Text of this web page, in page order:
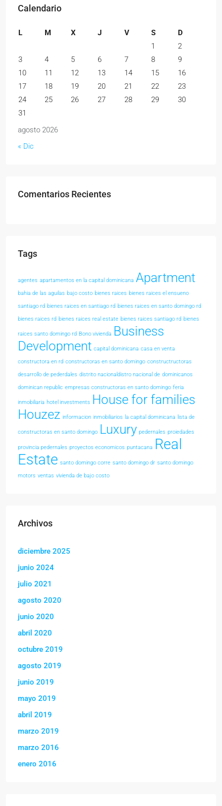
Calendario
agosto 2026
L M X J V S
D
1
2
3
4 5 6 7 8
9
10
11 12 13 14 15
16
17
18 19 20 21 22
23
24
25 26 27 28 29
30
31
« Dic
Comentarios Recientes
Tags
agentes apartamentos en la capital dominicana Apartment
bahia de las aguilas bajo costo bienes raices bienes raices el ensueno
santiago rd bienes raices en santiago rd bienes raices en santo domingo rd
bienes raices rd bienes raices real estate bienes raices santiago rd bienes
raices santo domingo rd Bono vivienda Business
Development capital dominicana casa en venta
constructora en rd constructoras en santo domingo constructructoras
desarrollo de pederdales distrito nacionaldistro nacional de dominicanos
dominican republic empresas constructoras en santo domingo feria
inmobiliaria hotel investments House for families
Houzez informacion inmobiliarios la capital dominicana lista de
constructoras en santo domingo Luxury pedernales proiedades
provincia pedernales proyectos economicos puntacana Real
Estate santo domingo corre santo domingo dr santo domingo
motors ventas vivienda de bajo costo
Archivos
diciembre 2025
junio 2024
julio 2021
agosto 2020
junio 2020
abril 2020
octubre 2019
agosto 2019
junio 2019
mayo 2019
abril 2019
marzo 2019
marzo 2016
enero 2016